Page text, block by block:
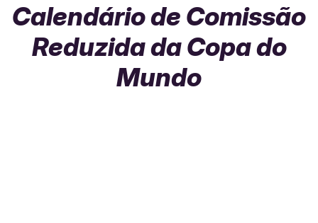
Calendário de Comissão
Reduzida da Copa do
Mundo